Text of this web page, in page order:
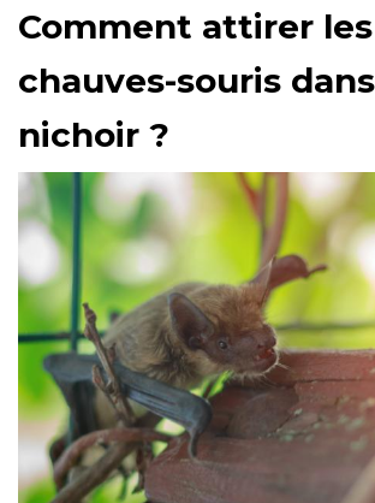
Comment attirer les
chauves-souris
nichoir ?